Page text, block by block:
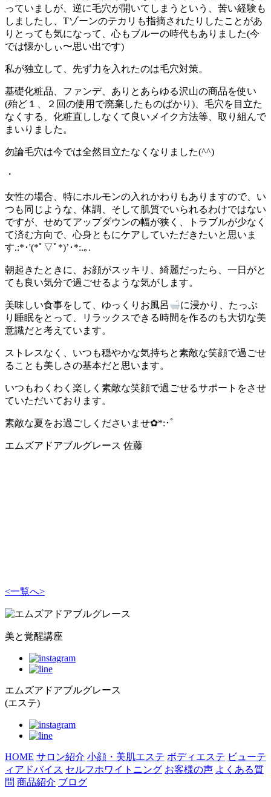
っていましが、逆に毛穴が開いてしまうという、苦い経験も
しましたし、Tゾーンのテカリも指摘されたりしたことがあ
りとっても気になって、心もブルーの時代もありました(今
では懐かしぃ〜思い出です)
私が独立して、先ず力を入れたのは毛穴対策。
基礎化粧品、ファンデ、ありとあらゆる沢山の商品を使い
(殆ど１、２回の使用で廃棄したものばかり)、毛穴を目立た
なくする、化粧直ししなくて良いメイク方法等、取り組んで
まいりました。
勿論毛穴は今では全然目立たなくなりました(^^)
・
女性の場合、特にホルモンの入れかわりもありますので、い
つも同じような、体調、そして肌質でいられるわけではない
ですが、せめてアップダウンの幅が狭く、トラブルが少なく
て済む方向で、心身ともにケアしていただきたいと思いま
す.:*･'(*ﾟ▽ﾟ*)’･*:.｡.
朝起きたときに、お顔がスッキリ、綺麗だったら、一日がと
ても良い気分で過ごせるような気がします。
美味しい食事をして、ゆっくりお風呂
に浸かり、たっぷ
り睡眠をとって、リラックスできる時間を作るのも大切な美
意識だと考えています。
ストレスなく、いつも穏やかな気持ちと素敵な笑顔で過ごせ
ることも美しさの基本だと思います。
いつもわくわく楽しく素敵な笑顔で過ごせるサポートをさせ
ていただいております。
素敵な夏をお過ごしくださいませ✿*:･ﾟ
エムズアドアブルグレース 佐藤
<一覧へ>
美と覚醒講座
エムズアドアブルグレース
(エステ)
HOME サロン紹介 小顔・美肌エステ ボディエステ ビューテ
ィアドバイス セルフホワイトニング お客様の声 よくある質
問 商品紹介 ブログ